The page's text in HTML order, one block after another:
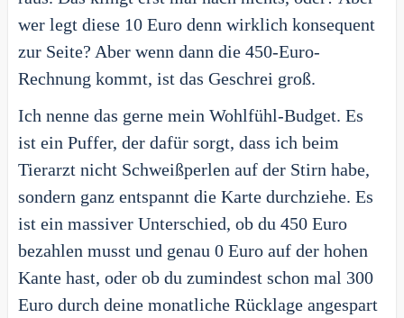
wer legt diese 10 Euro denn wirklich konsequent
zur Seite? Aber wenn dann die 450-Euro-
Rechnung kommt, ist das Geschrei groß.
Ich nenne das gerne mein Wohlfühl-Budget. Es
ist ein Puffer, der dafür sorgt, dass ich beim
Tierarzt nicht Schweißperlen auf der Stirn habe,
sondern ganz entspannt die Karte durchziehe. Es
ist ein massiver Unterschied, ob du 450 Euro
bezahlen musst und genau 0 Euro auf der hohen
Kante hast, oder ob du zumindest schon mal 300
Euro durch deine monatliche Rücklage angespart